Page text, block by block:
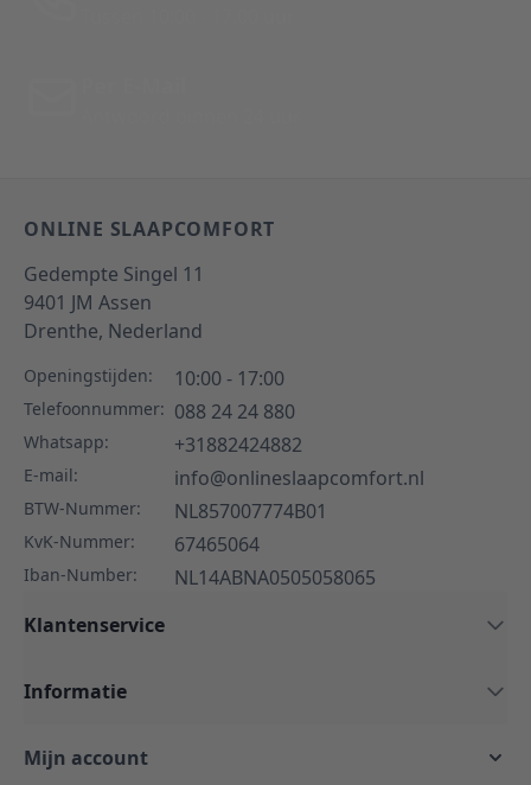
ONLINE SLAAPCOMFORT
Gedempte Singel 11
9401 JM Assen
Drenthe, Nederland
Openingstijden: 10:00 - 17:00
Telefoonnummer: 088 24 24 880
Whatsapp: +31882424882
E-mail: info@onlineslaapcomfort.nl
BTW-Nummer: NL857007774B01
KvK-Nummer: 67465064
Iban-Number:
NL14ABNA0505058065
Klantenservice
Informatie
Mijn account